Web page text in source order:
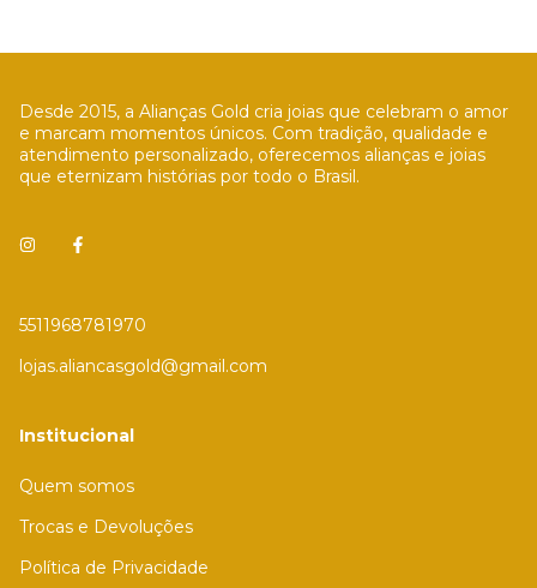
Desde 2015, a Alianças Gold cria joias que celebram o amor
e marcam momentos únicos. Com tradição, qualidade e
atendimento personalizado, oferecemos alianças e joias
que eternizam histórias por todo o Brasil.
5511968781970
lojas.aliancasgold@gmail.com
Institucional
Quem somos
Trocas e Devoluções
Política de Privacidade